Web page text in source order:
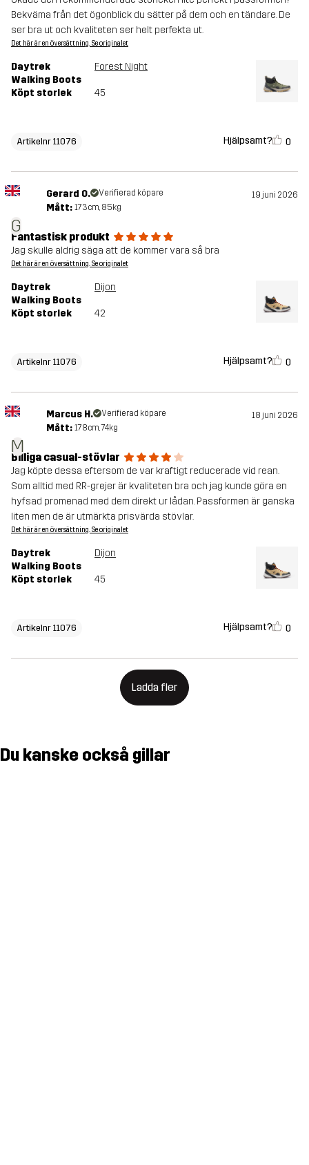
Bekväma från det ögonblick du sätter på dem och en tändare. De
ser bra ut och kvaliteten ser helt perfekta ut.
Det här är en översättning. Se originalet
Daytrek
Walking Boots
Forest Night
Köpt storlek 45
Artikelnr 11076 Hjälpsamt? 0
G
Gerard O. Verifierad köpare 19 juni 2026
Mått: 173cm, 85kg
Fantastisk produkt
Jag skulle aldrig säga att de kommer vara så bra
Det här är en översättning. Se originalet
Daytrek
Walking Boots
Dijon
Köpt storlek 42
Artikelnr 11076 Hjälpsamt? 0
M
Marcus H. Verifierad köpare 18 juni 2026
Mått: 178cm, 74kg
Billiga casual-stövlar
Jag köpte dessa eftersom de var kraftigt reducerade vid rean.
Som alltid med RR-grejer är kvaliteten bra och jag kunde göra en
hyfsad promenad med dem direkt ur lådan. Passformen är ganska
liten men de är utmärkta prisvärda stövlar.
Det här är en översättning. Se originalet
Daytrek
Walking Boots
Dijon
Köpt storlek 45
Artikelnr 11076 Hjälpsamt? 0
Ladda fler
Du kanske också gillar